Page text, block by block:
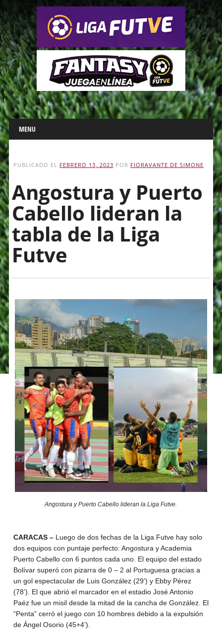
Main menu
Skip
to
content
MENU
PUBLICADO EL FEBRERO 13, 2023 POR FIORAVANTE DE SIMONE
Angostura y Puerto
Cabello lideran la
tabla de la Liga
Futve
Angostura y Puerto Cabello lideran la Liga Futve.
CARACAS – Luego de dos fechas de la Liga Futve hay solo
dos equipos con puntaje perfecto: Angostura y Academia
Puerto Cabello con 6 puntos cada uno. El equipo del estado
Bolívar superó con pizarra de 0 – 2 al Portuguesa gracias a
un gol espectacular de Luis González (29’) y Ebby Pérez
(78’). El que abrió el marcador en el estadio José Antonio
Paéz fue un misil desde la mitad de la cancha de González. El
“Penta” cerró el juego con 10 hombres debido a la expulsión
de Ángel Osorio (45+4’).